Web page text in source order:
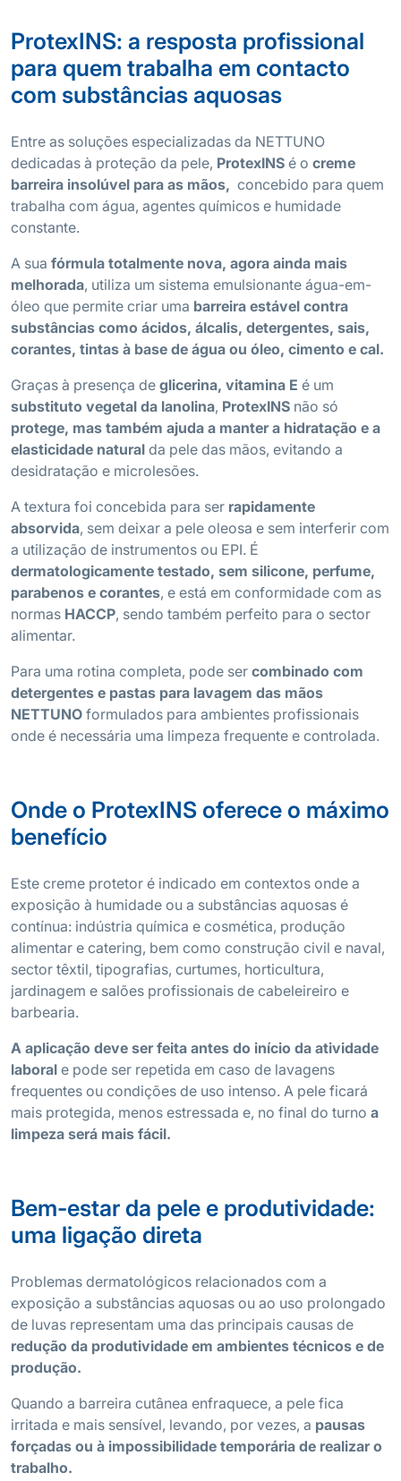
ProtexINS: a resposta profissional
para quem trabalha em contacto
com substâncias aquosas
Entre as soluções especializadas da NETTUNO
dedicadas à proteção da pele, ProtexINS é o creme
barreira insolúvel para as mãos, concebido para quem
trabalha com água, agentes químicos e humidade
constante.
A sua fórmula totalmente nova, agora ainda mais
melhorada, utiliza um sistema emulsionante água-em-
óleo que permite criar uma barreira estável contra
substâncias como ácidos, álcalis, detergentes, sais,
corantes, tintas à base de água ou óleo, cimento e cal.
Graças à presença de glicerina, vitamina E é um
substituto vegetal da lanolina, ProtexINS não só
protege, mas também ajuda a manter a hidratação e a
elasticidade natural da pele das mãos, evitando a
desidratação e microlesões.
A textura foi concebida para ser rapidamente
absorvida, sem deixar a pele oleosa e sem interferir com
a utilização de instrumentos ou EPI. É
dermatologicamente testado, sem silicone, perfume,
parabenos e corantes, e está em conformidade com as
normas HACCP, sendo também perfeito para o sector
alimentar.
Para uma rotina completa, pode ser combinado com
detergentes e pastas para lavagem das mãos
NETTUNO formulados para ambientes profissionais
onde é necessária uma limpeza frequente e controlada.
Onde o ProtexINS oferece o máximo
benefício
Este creme protetor é indicado em contextos onde a
exposição à humidade ou a substâncias aquosas é
contínua: indústria química e cosmética, produção
alimentar e catering, bem como construção civil e naval,
sector têxtil, tipografias, curtumes, horticultura,
jardinagem e salões profissionais de cabeleireiro e
barbearia.
A aplicação deve ser feita antes do início da atividade
laboral e pode ser repetida em caso de lavagens
frequentes ou condições de uso intenso. A pele ficará
mais protegida, menos estressada e, no final do turno a
limpeza será mais fácil.
Bem-estar da pele e produtividade:
uma ligação direta
Problemas dermatológicos relacionados com a
exposição a substâncias aquosas ou ao uso prolongado
de luvas representam uma das principais causas de
redução da produtividade em ambientes técnicos e de
produção.
Quando a barreira cutânea enfraquece, a pele fica
irritada e mais sensível, levando, por vezes, a pausas
forçadas ou à impossibilidade temporária de realizar o
trabalho.